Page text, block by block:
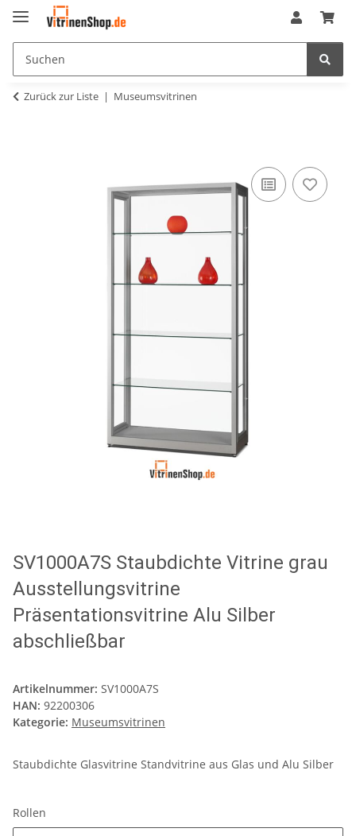
Zurück zur Liste Museumsvitrinen
SV1000A7S Staubdichte Vitrine grau
Ausstellungsvitrine
Präsentationsvitrine Alu Silber
abschließbar
Artikelnummer: SV1000A7S
HAN: 92200306
Kategorie: Museumsvitrinen
Staubdichte Glasvitrine Standvitrine aus Glas und Alu Silber
Rollen